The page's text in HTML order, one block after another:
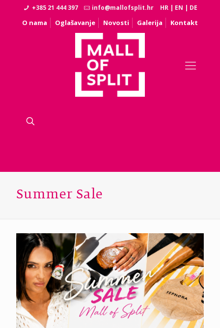
+385 21 444 397 info@mallofsplit.hr HR | EN | DE
O nama Oglašavanje Novosti Galerija Kontakt
Summer Sale